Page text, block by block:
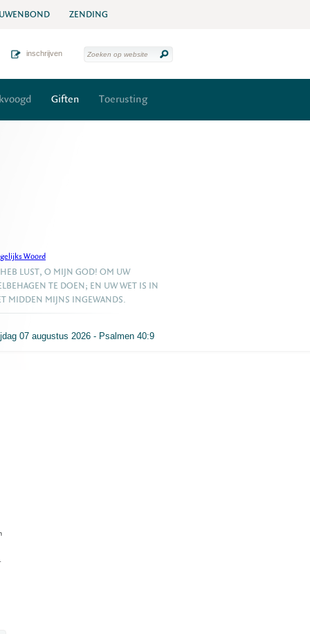
ZENDING
inschrijven
Giften Toerusting
Woord
07 augustus 2026 - Psalmen 40:9
LUST, O MIJN GOD! OM UW
TE DOEN; EN UW WET IS IN
MIDDEN MIJNS INGEWANDS.